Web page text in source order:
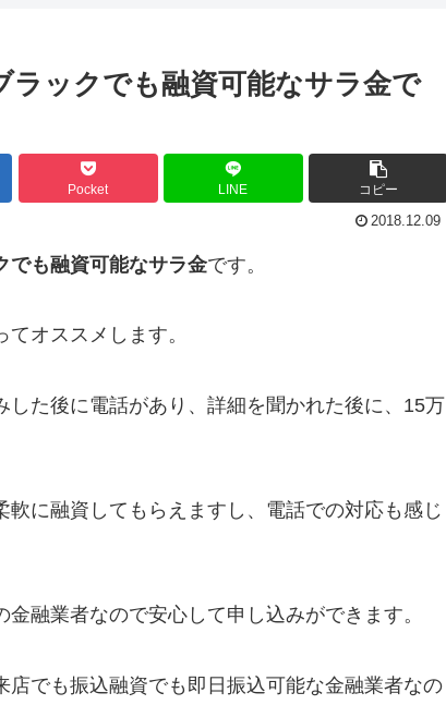
ックでも融資可能なサラ金で
Pocket LINE コピー
2018.12.09
でも融資可能なサラ金です。
オススメします。
た後に電話があり、詳細を聞かれた後に、15万
に融資してもらえますし、電話での対応も感じ
融業者なので安心して申し込みができます。
でも振込融資でも即日振込可能な金融業者なの